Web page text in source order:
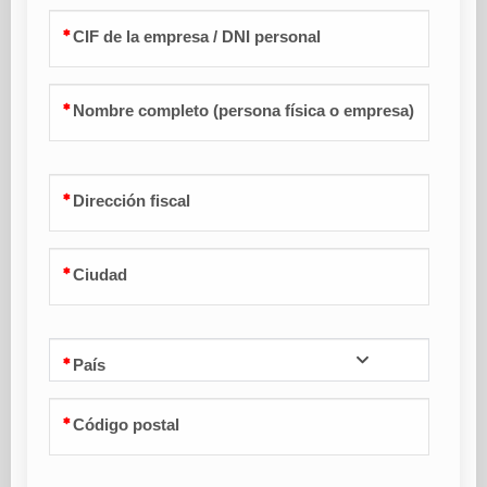
CIF de la empresa / DNI personal
Nombre completo (persona física o empresa)
Dirección fiscal
Ciudad
País
Código postal